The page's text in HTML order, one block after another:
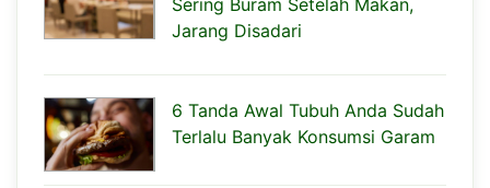
Sering Buram Setelah Makan,
Jarang Disadari
6 Tanda Awal Tubuh Anda Sudah
Terlalu Banyak Konsumsi Garam